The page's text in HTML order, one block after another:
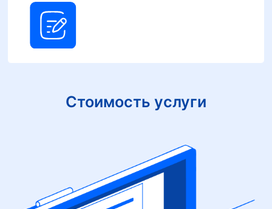
Стоимость услуги